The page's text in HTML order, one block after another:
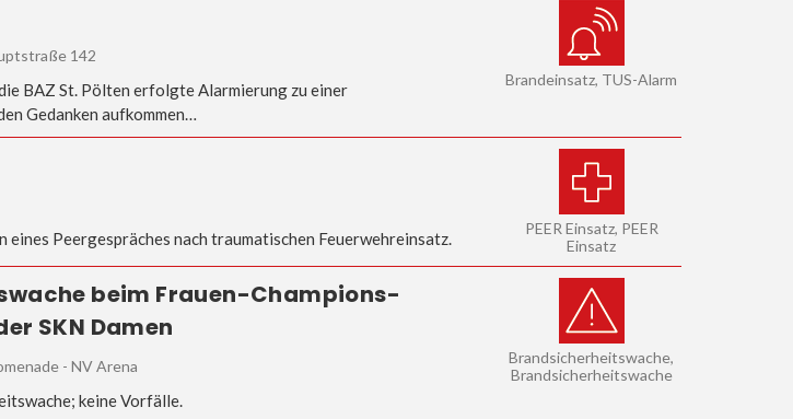
142
BAZ St. Pölten erfolgte Alarmierung zu einer
Gedanken aufkommen…
Brandeinsatz, TUS-Alarm
Peergespräches nach traumatischen Feuerwehreinsatz.
PEER Einsatz, PEER
Einsatz
beim Frauen-Champions-
SKN Damen
- NV Arena
keine Vorfälle.
Brandsicherheitswache,
Brandsicherheitswache